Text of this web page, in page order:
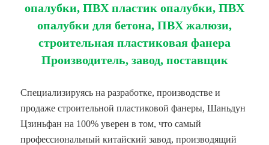
опалубки, ПВХ пластик опалубки, ПВХ
опалубки для бетона, ПВХ жалюзи,
строительная пластиковая фанера
Производитель, завод, поставщик
Специализируясь на разработке, производстве и
продаже строительной пластиковой фанеры, Шаньдун
Цзиньфан на 100% уверен в том, что самый
профессиональный китайский завод, производящий